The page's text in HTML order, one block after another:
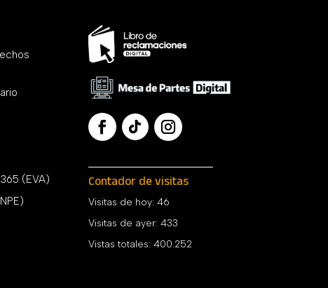
(EVA)
Contador de visitas
Visitas de hoy: 46
Visitas de ayer: 433
Vistas totales: 400.252